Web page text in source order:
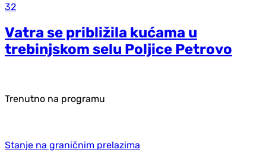
32
Vatra se približila kućama u
trebinjskom selu Poljice Petrovo
Trenutno na programu
Stanje na graničnim prelazima